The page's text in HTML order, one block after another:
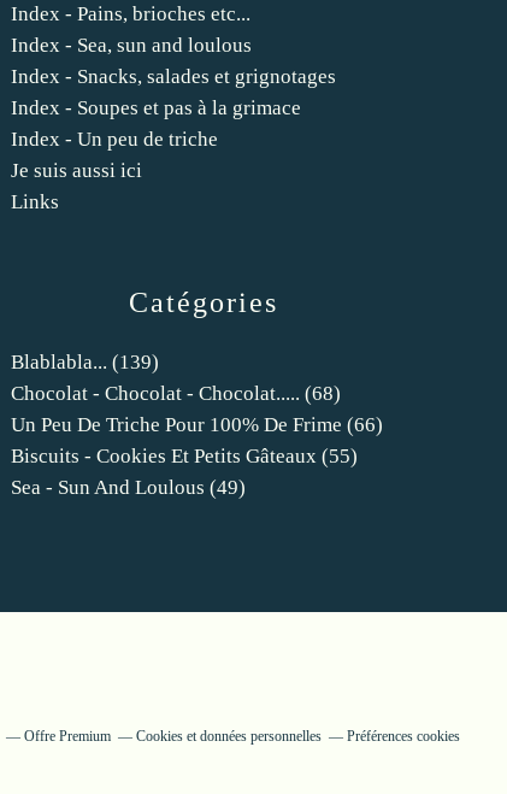
Catégories
Blablabla... (139)
Chocolat - Chocolat - Chocolat..... (68)
Un Peu De Triche Pour 100% De Frime (66)
Biscuits - Cookies Et Petits Gâteaux (55)
Sea - Sun And Loulous (49)
Index - Pains, brioches etc...
Index - Sea, sun and loulous
Index - Snacks, salades et grignotages
Index - Soupes et pas à la grimace
Index - Un peu de triche
Je suis aussi ici
Links
Offre Premium Cookies et données personnelles Préférences cookies